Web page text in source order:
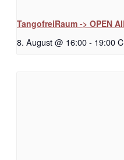
TangofreiRaum -> OPEN
8. August @ 16:00- 19:00